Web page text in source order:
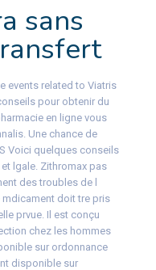
sans
events related to Viatris
pour obtenir du
en ligne vous
Une chance de
Voici quelques conseils
lgale. Zithromax pas
des troubles de l
doit tre pris
prvue. Il est conçu
chez les hommes
sur ordonnance
disponible sur